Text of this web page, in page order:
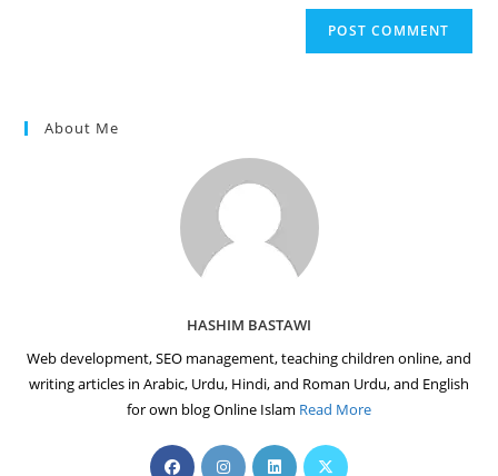
About Me
HASHIM BASTAWI
Web development, SEO management, teaching children online, and
writing articles in Arabic, Urdu, Hindi, and Roman Urdu, and English
for own blog Online Islam Read More
OpensOpensOpensOpens